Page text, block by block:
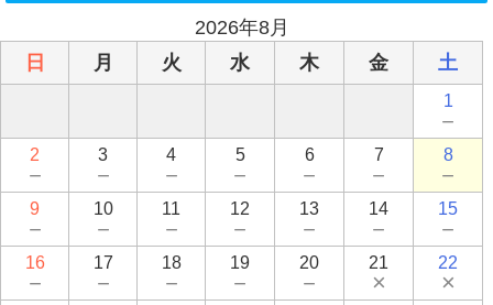
2026年8月
日
月 火 水 木 金 土
1
－
2
－
3
－
4
－
5
－
6
－
7
－
8
－
9
－
10
－
11
－
12
－
13
－
14
－
15
－
16
－
17
－
18
－
19
－
20
－
21
×
22
×